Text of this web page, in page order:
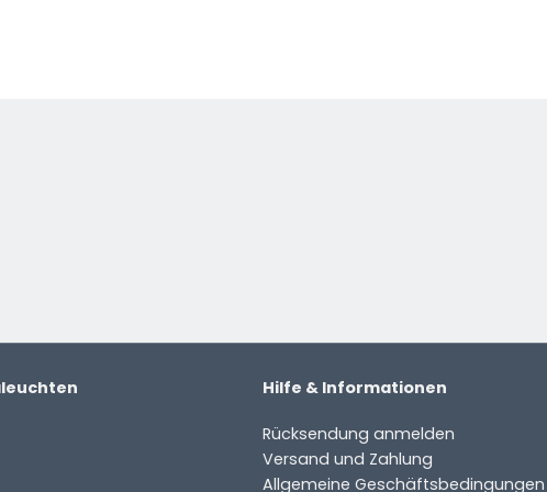
die Form eines sehr
Hilfe & Informationen
Rücksendung anmelden
Versand und Zahlung
Allgemeine Geschäftsbedingungen